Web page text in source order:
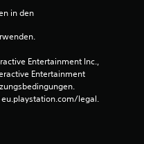
in den
Entertainment Inc.,
Entertainment
legal.